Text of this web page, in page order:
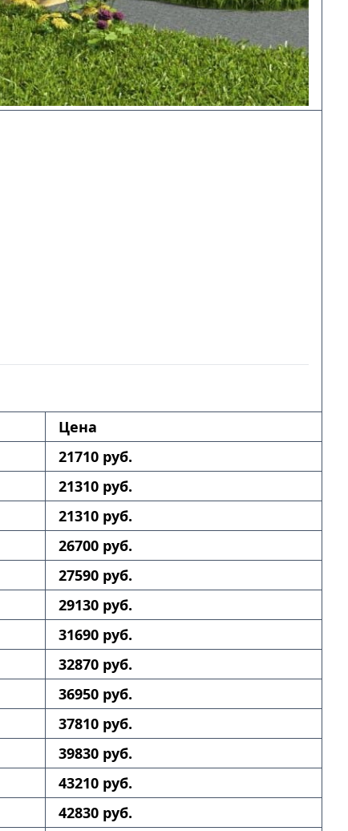
Цена
21710 руб.
21310 руб.
21310 руб.
26700 руб.
27590 руб.
29130 руб.
31690 руб.
32870 руб.
36950 руб.
37810 руб.
39830 руб.
43210 руб.
42830 руб.